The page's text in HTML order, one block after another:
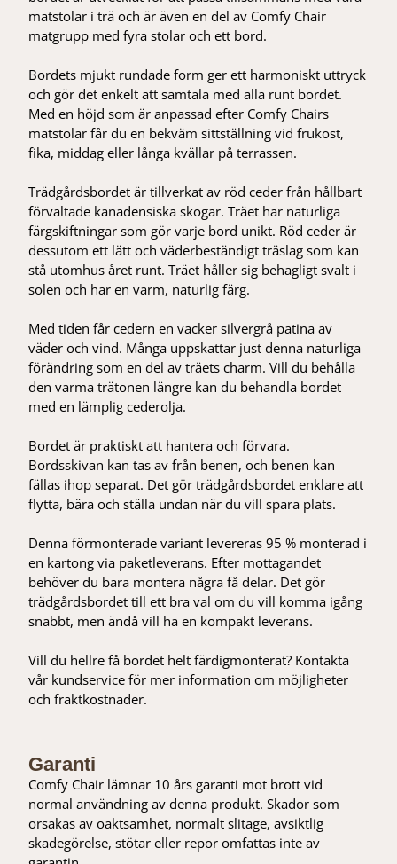
matstolar i trä och är även en del av Comfy Chair
matgrupp med fyra stolar och ett bord.
Bordets mjukt rundade form ger ett harmoniskt uttryck
och gör det enkelt att samtala med alla runt bordet.
Med en höjd som är anpassad efter Comfy Chairs
matstolar får du en bekväm sittställning vid frukost,
fika, middag eller långa kvällar på terrassen.
Trädgårdsbordet är tillverkat av röd ceder från hållbart
förvaltade kanadensiska skogar. Träet har naturliga
färgskiftningar som gör varje bord unikt. Röd ceder är
dessutom ett lätt och väderbeständigt träslag som kan
stå utomhus året runt. Träet håller sig behagligt svalt i
solen och har en varm, naturlig färg.
Med tiden får cedern en vacker silvergrå patina av
väder och vind. Många uppskattar just denna naturliga
förändring som en del av träets charm. Vill du behålla
den varma trätonen längre kan du behandla bordet
med en lämplig cederolja.
Bordet är praktiskt att hantera och förvara.
Bordsskivan kan tas av från benen, och benen kan
fällas ihop separat. Det gör trädgårdsbordet enklare att
flytta, bära och ställa undan när du vill spara plats.
Denna förmonterade variant levereras 95 % monterad i
en kartong via paketleverans. Efter mottagandet
behöver du bara montera några få delar. Det gör
trädgårdsbordet till ett bra val om du vill komma igång
snabbt, men ändå vill ha en kompakt leverans.
Vill du hellre få bordet helt färdigmonterat? Kontakta
vår kundservice för mer information om möjligheter
och fraktkostnader.
Garanti
Comfy Chair lämnar 10 års garanti mot brott vid
normal användning av denna produkt. Skador som
orsakas av oaktsamhet, normalt slitage, avsiktlig
skadegörelse, stötar eller repor omfattas inte av